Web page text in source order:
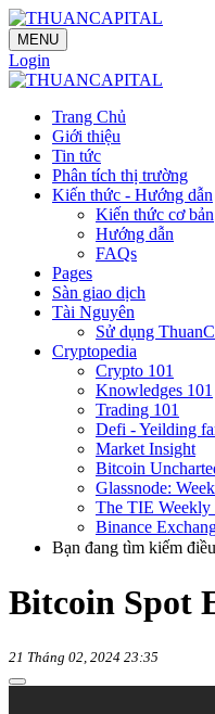
MENU
Login
Trang Chủ
Giới thiệu
Tin tức
Phân tích thị trường
Kiến thức - Hướng dẫn
Kiến thức cơ bản
Hướng dẫn
FAQs
Pages
Sàn giao dịch
Tài Nguyên
Sử dụng
Cryptopedia
Crypto 101
Knowledges 101
Trading 101
Defi - Yeilding
Market Insight
Bitcoin
Glassnode:
The TIE Weekly
Binance
Bạn đang tìm kiếm
Bitcoin Spot
21 Tháng 02, 2024 23:35